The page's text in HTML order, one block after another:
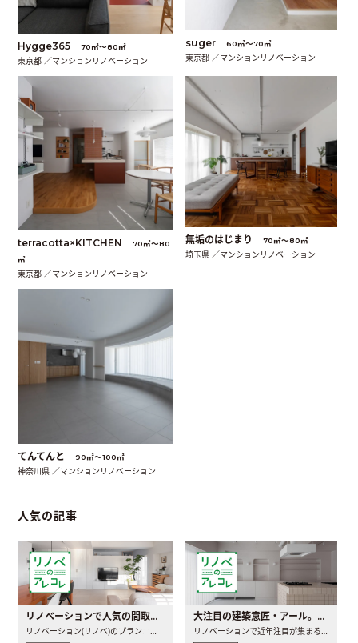
Hygge365 70㎡〜80㎡
東京都 ／マンションリノベーション
suger 60㎡〜70㎡
東京都 ／マンションリノベーション
terracotta×KITCHEN
70㎡〜80
㎡
東京都 ／マンションリノベーション
無垢のはじまり 70㎡〜80㎡
埼玉県 ／マンションリノベーション
てんてんと 90㎡〜100㎡
神奈川県 ／マンションリノベーション
人気の記事
リノベーションで人気の間取りとは？トレンドの間取りと実例を徹底解説 大注目の建築意匠・アール。人気の理由と空間に取り入れるポイント